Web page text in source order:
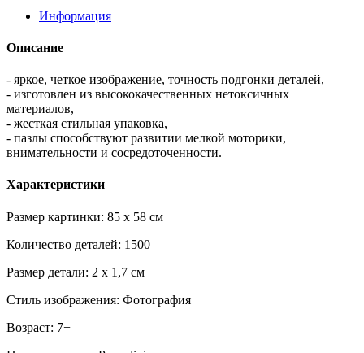
Информация
Описание
- яркое, четкое изображение, точность подгонки деталей,
- изготовлен из высококачественных нетоксичных
материалов,
- жесткая стильная упаковка,
- пазлы способствуют развитии мелкой моторики,
внимательности и сосредоточенности.
Характеристики
Размер картинки: 85 x 58 см
Количество деталей: 1500
Размер детали: 2 x 1,7 см
Стиль изображения: Фотография
Возраст: 7+